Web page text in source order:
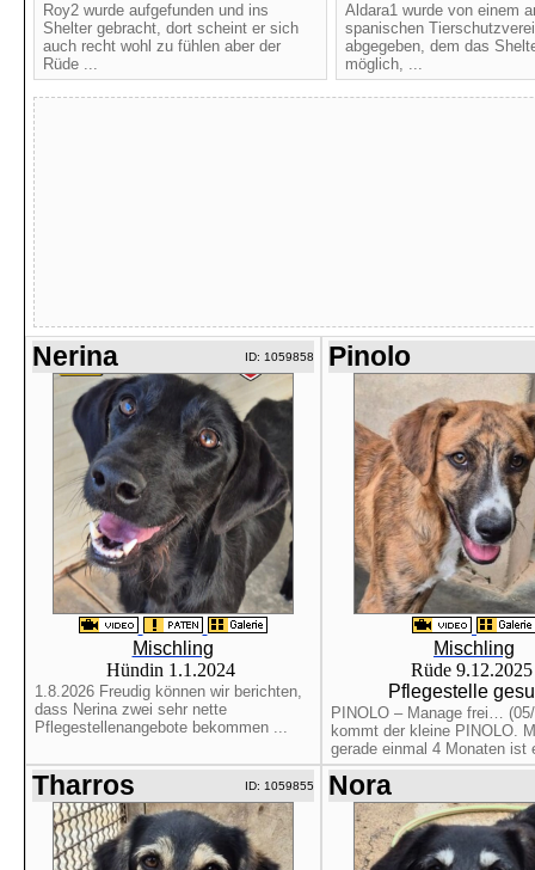
Roy2 wurde aufgefunden und ins
Shelter gebracht, dort scheint er sich
auch recht wohl zu fühlen aber der
Rüde ...
Aldara1 wurde von einem
spanischen
abgegeben, dem das
möglich, ...
Nerina ID: 1059858
Mischling
Hündin 1.1.2024
1.8.2026 Freudig können wir berichten,
dass Nerina zwei sehr nette
Pflegestellenangebote bekommen ...
Pinolo
Mischling
Rüde
Pflegestelle
PINOLO – Manage frei…
kommt der kleine PINOLO.
gerade einmal 4 Monaten ist
Tharros ID: 1059855 Nora